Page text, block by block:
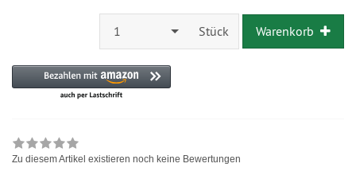
1 Stück Warenkorb
Zu diesem Artikel existieren noch keine Bewertungen